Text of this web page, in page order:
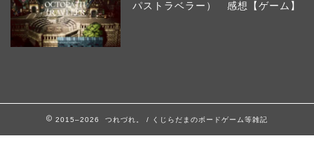
パストラベラー） 感想【ゲーム】
2015–2026 つれづれ。 / くじらだまのボードゲーム等雑記